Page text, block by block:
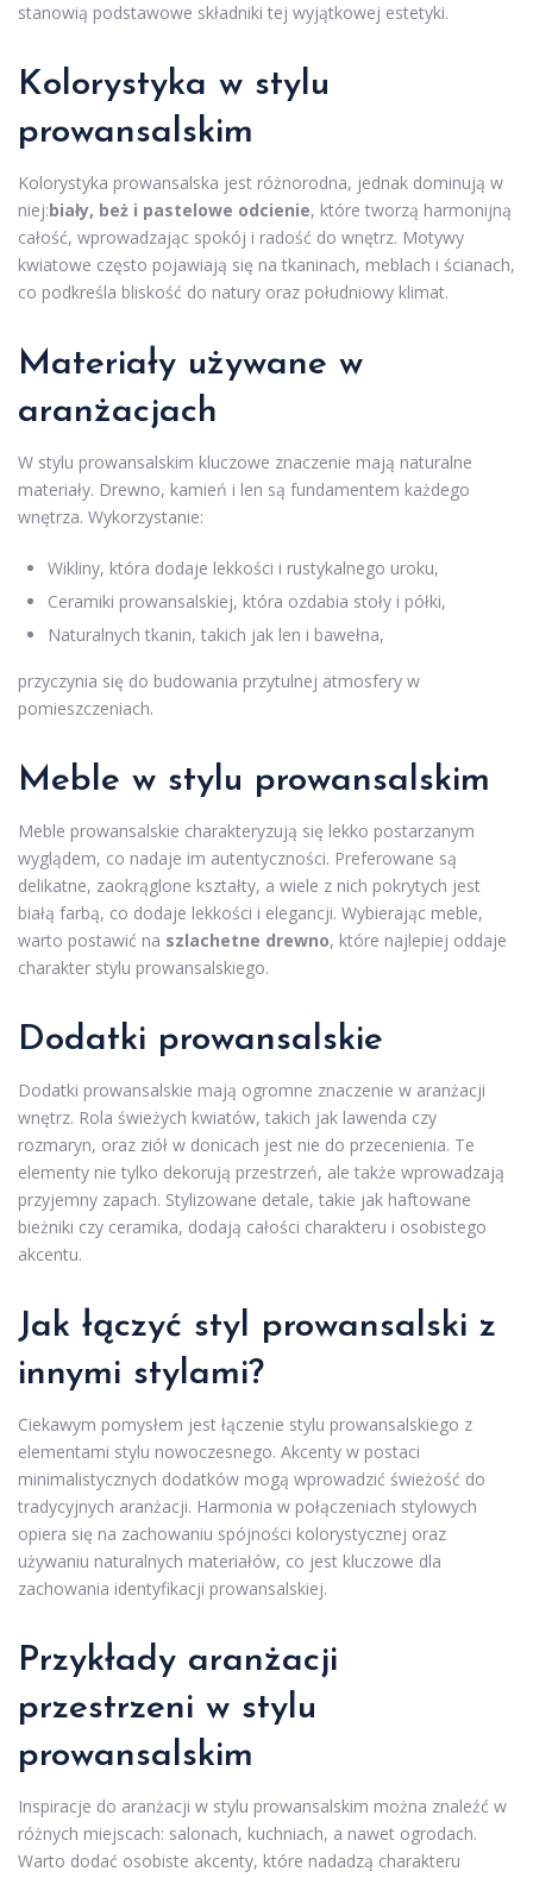
stanowią podstawowe składniki tej wyjątkowej estetyki.
Kolorystyka w stylu
prowansalskim
Kolorystyka prowansalska jest różnorodna, jednak dominują w
niej:biały, beż i pastelowe odcienie, które tworzą harmonijną
całość, wprowadzając spokój i radość do wnętrz. Motywy
kwiatowe często pojawiają się na tkaninach, meblach i ścianach,
co podkreśla bliskość do natury oraz południowy klimat.
Materiały używane w
aranżacjach
W stylu prowansalskim kluczowe znaczenie mają naturalne
materiały. Drewno, kamień i len są fundamentem każdego
wnętrza. Wykorzystanie:
Wikliny, która dodaje lekkości i rustykalnego uroku,
Ceramiki prowansalskiej, która ozdabia stoły i półki,
Naturalnych tkanin, takich jak len i bawełna,
przyczynia się do budowania przytulnej atmosfery w
pomieszczeniach.
Meble w stylu prowansalskim
Meble prowansalskie charakteryzują się lekko postarzanym
wyglądem, co nadaje im autentyczności. Preferowane są
delikatne, zaokrąglone kształty, a wiele z nich pokrytych jest
białą farbą, co dodaje lekkości i elegancji. Wybierając meble,
warto postawić na szlachetne drewno, które najlepiej oddaje
charakter stylu prowansalskiego.
Dodatki prowansalskie
Dodatki prowansalskie mają ogromne znaczenie w aranżacji
wnętrz. Rola świeżych kwiatów, takich jak lawenda czy
rozmaryn, oraz ziół w donicach jest nie do przecenienia. Te
elementy nie tylko dekorują przestrzeń, ale także wprowadzają
przyjemny zapach. Stylizowane detale, takie jak haftowane
bieżniki czy ceramika, dodają całości charakteru i osobistego
akcentu.
Jak łączyć styl prowansalski z
innymi stylami?
Ciekawym pomysłem jest łączenie stylu prowansalskiego z
elementami stylu nowoczesnego. Akcenty w postaci
minimalistycznych dodatków mogą wprowadzić świeżość do
tradycyjnych aranżacji. Harmonia w połączeniach stylowych
opiera się na zachowaniu spójności kolorystycznej oraz
używaniu naturalnych materiałów, co jest kluczowe dla
zachowania identyfikacji prowansalskiej.
Przykłady aranżacji
przestrzeni w stylu
prowansalskim
Inspiracje do aranżacji w stylu prowansalskim można znaleźć w
różnych miejscach: salonach, kuchniach, a nawet ogrodach.
Warto dodać osobiste akcenty, które nadadzą charakteru